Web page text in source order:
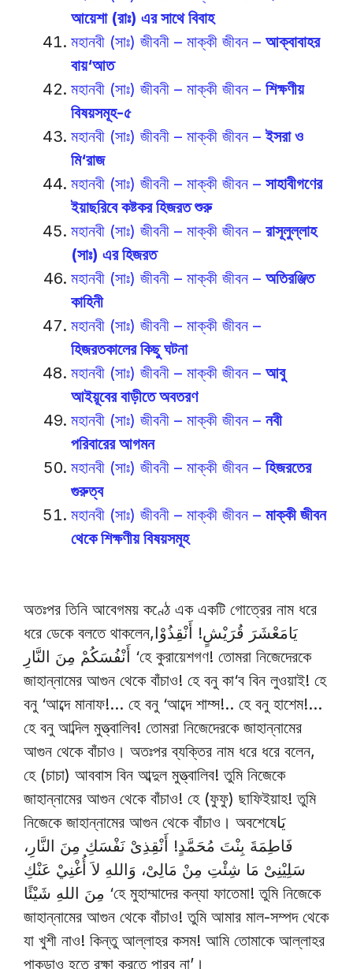
আয়েশা (রাঃ) এর সাথে বিবাহ
মহানবী (সাঃ) জীবনী – মাক্কী জীবন – আক্বাবাহর
বায়‘আত
মহানবী (সাঃ) জীবনী – মাক্কী জীবন – শিক্ষণীয়
বিষয়সমূহ-৫
মহানবী (সাঃ) জীবনী – মাক্কী জীবন –ইসরা ও
মি‘রাজ
মহানবী (সাঃ) জীবনী – মাক্কী জীবন – সাহাবীগণের
ইয়াছরিবে কষ্টকর হিজরত শুরু
মহানবী (সাঃ) জীবনী – মাক্কী জীবন – রাসূলুল্লাহ
(সাঃ) এর হিজরত
মহানবী (সাঃ) জীবনী – মাক্কী জীবন – অতিরঞ্জিত
কাহিনী
মহানবী (সাঃ) জীবনী – মাক্কী জীবন –
হিজরতকালের কিছু ঘটনা
মহানবী (সাঃ) জীবনী – মাক্কী জীবন – আবু
আইয়ূবের বাড়ীতে অবতরণ
মহানবী (সাঃ) জীবনী – মাক্কী জীবন – নবী
পরিবারের আগমন
মহানবী (সাঃ) জীবনী – মাক্কী জীবন – হিজরতের
গুরুত্ব
মহানবী (সাঃ) জীবনী – মাক্কী জীবন – মাক্কী জীবন
থেকে শিক্ষণীয় বিষয়সমূহ
অতঃপর তিনি আবেগময় কণ্ঠে এক একটি গোত্রের নাম ধরে
ধরে ডেকে বলতে থাকলেন,يَامَعْشَرَ قُرَيْشٍ! أَنْقِذُوْا
أَنْفُسَكُمْ مِنَ النَّارِ ‘হে কুরায়েশগণ! তোমরা নিজেদেরকে
জাহান্নামের আগুন থেকে বাঁচাও! হে বনু কা‘ব বিন লুওয়াই! হে
বনু ‘আব্দে মানাফ!… হে বনু ‘আব্দে শাম্স!.. হে বনু হাশেম!…
হে বনু আব্দিল মুত্ত্বালিব! তোমরা নিজেদেরকে জাহান্নামের
আগুন থেকে বাঁচাও। অতঃপর ব্যক্তির নাম ধরে ধরে বলেন,
হে (চাচা) আববাস বিন আব্দুল মুত্ত্বালিব! তুমি নিজেকে
জাহান্নামের আগুন থেকে বাঁচাও! হে (ফুফু) ছাফিইয়াহ! তুমি
নিজেকে জাহান্নামের আগুন থেকে বাঁচাও। অবশেষেيَا
فَاطِمَةَ بِنْتَ مُحَمَّدٍ! أَنْقِذِىْ نَفْسَكِ مِنَ النَّارِ،
سَلِيْنِىْ مَا شِئْتِ مِنْ مَالِىْ، وَاللهِ لاَ أُغْنِيْ عَنْكِ
مِنَ اللهِ شَيْئًا ‘হে মুহাম্মাদের কন্যা ফাতেমা! তুমি নিজেকে
জাহান্নামের আগুন থেকে বাঁচাও! তুমি আমার মাল-সম্পদ থেকে
যা খুশী নাও! কিন্তু আল্লাহর কসম! আমি তোমাকে আল্লাহর
পাকড়াও হতে রক্ষা করতে পারব না’।